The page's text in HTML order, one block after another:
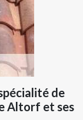
de
Altorf et ses